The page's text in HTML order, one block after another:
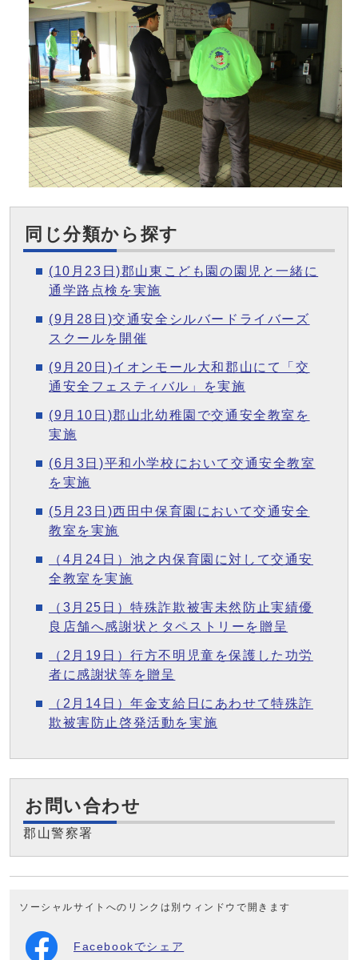
同じ分類から探す
(10月23日)郡山東こども園の園児と一緒に
通学路点検を実施
(9月28日)交通安全シルバードライバーズ
スクールを開催
(9月20日)イオンモール大和郡山にて「交
通安全フェスティバル」を実施
(9月10日)郡山北幼稚園で交通安全教室を
実施
(6月3日)平和小学校において交通安全教室
を実施
(5月23日)西田中保育園において交通安全
教室を実施
（4月24日）池之内保育園に対して交通安
全教室を実施
（3月25日）特殊詐欺被害未然防止実績優
良店舗へ感謝状とタペストリーを贈呈
（2月19日）行方不明児童を保護した功労
者に感謝状等を贈呈
（2月14日）年金支給日にあわせて特殊詐
欺被害防止啓発活動を実施
お問い合わせ
郡山警察署
ソーシャルサイトへのリンクは別ウィンドウで開きます
Facebookでシェア